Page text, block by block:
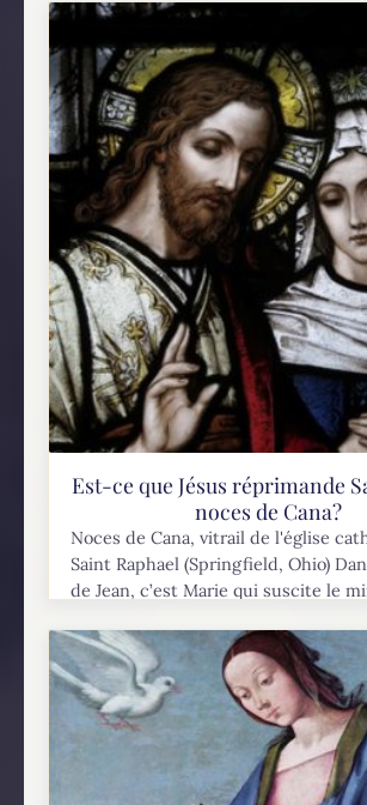
Est-ce que Jésus réprimande
noces de Cana?
Noces de Cana, vitrail de l'église
Saint Raphael (Springfield, Ohio)
de Jean, c’est Marie qui suscite le
d'une...